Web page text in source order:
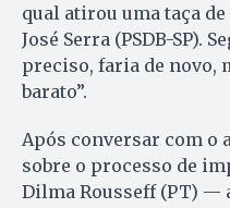
qual atirou uma taça
José Serra (PSDB-SP).
preciso, faria de novo,
barato”.
Após conversar com o
sobre o processo de
Dilma Rousseff (PT) —